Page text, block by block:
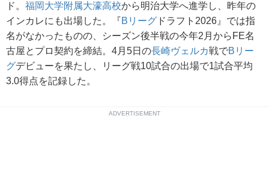
ド。 福岡大学附属大濠高校から明治大学へ進学し、昨年の
インカレにも出場した。『Bリーグ ドラフト2026』では指
名がなかったものの、シーズン後半戦の今年2月からFE名
古屋とプロ契約を締結。4月5日の長崎ヴェルカ戦でBリー
グデビューを果たし、リーグ戦10試合の出場で1試合平均
3.0得点を記録した。
ADVERTISEMENT